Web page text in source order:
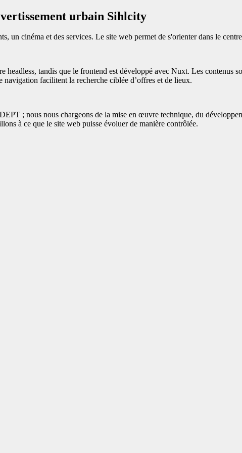
urbain Sihlcity
un cinéma et des services. Le site web permet de s'orienter dans le
tandis que le frontend est développé avec Nuxt. Les contenus
navigation facilitent la recherche ciblée d’offres et de lieux.
; nous nous chargeons de la mise en œuvre technique, du
à ce que le site web puisse évoluer de manière contrôlée.